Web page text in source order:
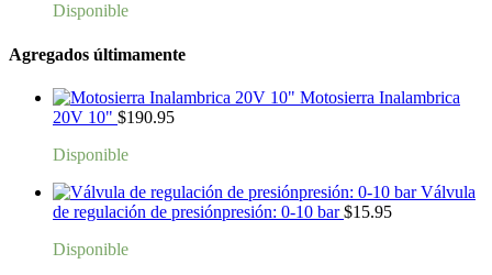
Disponible
Agregados últimamente
Motosierra Inalambrica
20V 10" $190.95
Disponible
Válvula
de regulación de presiónpresión: 0-10 bar $15.95
Disponible